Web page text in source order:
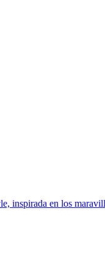
inspirada en los